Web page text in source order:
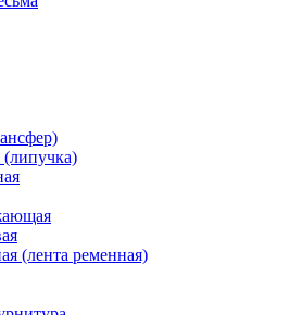
(липучка)
(лента ременная)